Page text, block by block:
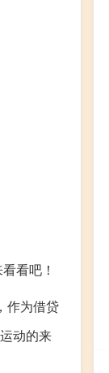
看吧！
作为借贷
动的来